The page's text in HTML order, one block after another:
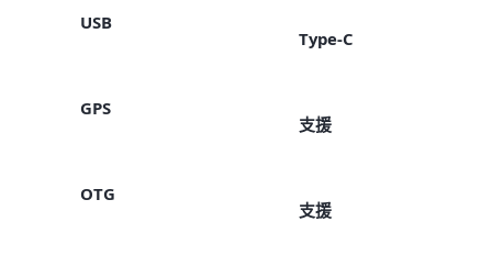
USB
Type-C
GPS
支援
OTG
支援